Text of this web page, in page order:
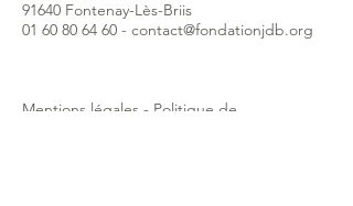
91640 Fontenay-Lès-Briis
01 60 80 64 60 - contact@fondationjdb.org
Mentions légales - Politique de